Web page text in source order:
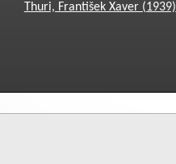
Thuri, František Xaver (1939)